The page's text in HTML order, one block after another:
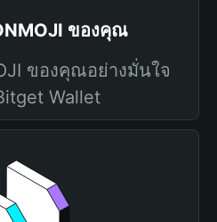
ของคุณ
ของคุณอย่างมั่นใจ
Wallet